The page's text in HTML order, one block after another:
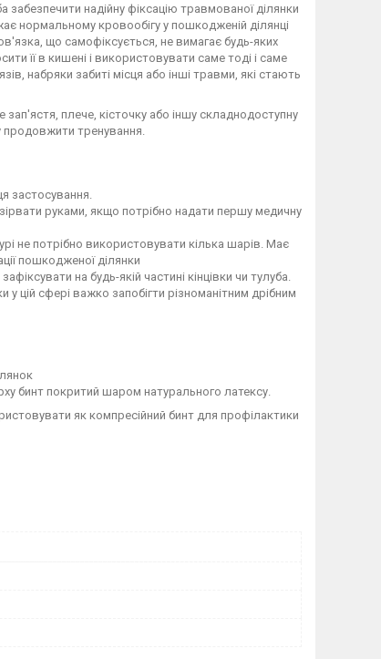
надійну фіксацію травмованої ділянки
нормальному кровообігу у пошкодженій ділянці
що самофіксується, не вимагає будь-яких
її в кишені і використовувати саме тоді і саме
набряки забиті місця або інші травми, які стають
плече, кісточку або іншу складнодоступну
продовжити тренування.
застосування.
руками, якщо потрібно надати першу медичну
не потрібно використовувати кілька шарів. Має
пошкодженої ділянки
на будь-якій частині кінцівки чи тулуба.
цій сфері важко запобігти різноманітним дрібним
бинт покритий шаром натурального латексу.
як компресійний бинт для профілактики